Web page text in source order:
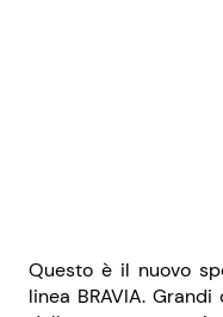
Questo è il nuovo
linea BRAVIA.